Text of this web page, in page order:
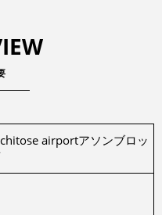
airportアソンブロッ